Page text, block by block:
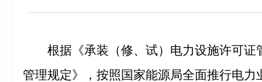
根据《承装（修、试）电力设施许可
管理规定》，按照国家能源局全面推行电